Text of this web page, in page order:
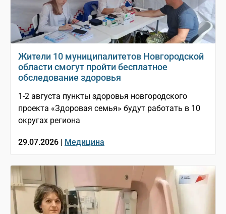
Жители 10 муниципалитетов Новгородской
области смогут пройти бесплатное
обследование здоровья
1-2 августа пункты здоровья новгородского
проекта «Здоровая семья» будут работать в 10
округах региона
29.07.2026 | Медицина